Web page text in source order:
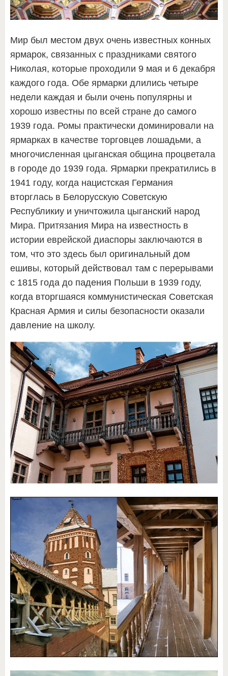
Мир был местом двух очень известных конных
ярмарок, связанных с праздниками святого
Николая, которые проходили 9 мая и 6 декабря
каждого года. Обе ярмарки длились четыре
недели каждая и были очень популярны и
хорошо известны по всей стране до самого
1939 года. Ромы практически доминировали на
ярмарках в качестве торговцев лошадьми, а
многочисленная цыганская община процветала
в городе до 1939 года. Ярмарки прекратились в
1941 году, когда нацистская Германия
вторглась в Белорусскую Советскую
Республикиу и уничтожила цыганский народ
Мира. Притязания Мира на известность в
истории еврейской диаспоры заключаются в
том, что это здесь был оригинальный дом
ешивы, который действовал там с перерывами
с 1815 года до падения Польши в 1939 году,
когда вторгшаяся коммунистическая Советская
Красная Армия и силы безопасности оказали
давление на школу.